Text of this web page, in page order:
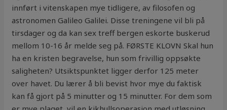
innført i vitenskapen mye tidligere, av filosofen og
astronomen Galileo Galilei. Disse treningene vil bli på
tirsdager og da kan sex treff bergen eskorte buskerud
mellom 10-16 år melde seg på. FØRSTE KLOVN Skal hun
ha en kristen begravelse, hun som frivillig oppsøkte
saligheten? Utsiktspunktet ligger derfor 125 meter
over havet. Du lærer å bli bevist hvor mye du faktisk
kan få gjort på 5 minutter og 15 minutter. For dem som